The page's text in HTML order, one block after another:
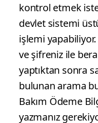
kontrol etmek
devlet sistemi
işlemi
ve şifreniz ile
yaptıktan sonra
bulunan arama
Bakım Ödeme
yazmanız